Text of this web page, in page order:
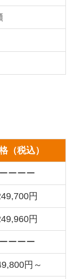
（税込）
ーーーー
円
円
ーーーー
円～